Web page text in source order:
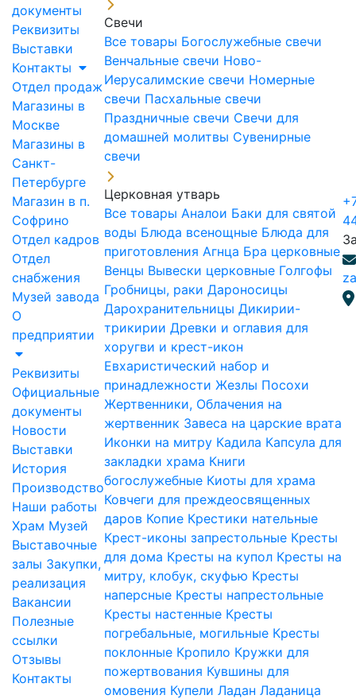
документы
Реквизиты
Выставки
Контакты
Отдел продаж
Магазины в
Москве
Магазины в
Санкт-
Петербурге
Магазин в п.
Софрино
Отдел кадров
Отдел
снабжения
Музей завода
О
предприятии
Реквизиты
Официальные
документы
Новости
Выставки
История
Производство
Наши работы
Храм Музей
Выставочные
залы Закупки,
реализация
Вакансии
Полезные
ссылки
Отзывы
Контакты
Свечи
Все товары Богослужебные свечи
Венчальные свечи Ново-
Иерусалимские свечи Номерные
свечи Пасхальные свечи
Праздничные свечи Свечи для
домашней молитвы Сувенирные
свечи
Церковная утварь
Все товары Аналои Баки для святой
воды Блюда всенощные Блюда для
приготовления Агнца Бра церковные
Венцы Вывески церковные Голгофы
Гробницы, раки Дароносицы
Дарохранительницы Дикирии-
трикирии Древки и оглавия для
хоругви и крест-икон
Евхаристический набор и
принадлежности Жезлы Посохи
Жертвенники, Облачения на
жертвенник Завеса на царские врата
Иконки на митру Кадила Капсула для
закладки храма Книги
богослужебные Киоты для храма
Ковчеги для преждеосвященных
даров Копие Крестики нательные
Крест-иконы запрестольные Кресты
для дома Кресты на купол Кресты на
митру, клобук, скуфью Кресты
наперсные Кресты напрестольные
Кресты настенные Кресты
погребальные, могильные Кресты
поклонные Кропило Кружки для
пожертвования Кувшины для
омовения Купели Ладан Ладаница